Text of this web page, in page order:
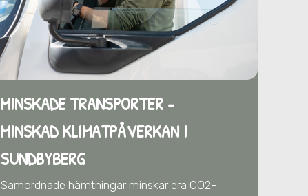
MINSKADE TRANSPORTER -
MINSKAD KLIMATPÅVERKAN I
SUNDBYBERG
Samordnade hämtningar minskar era CO2-